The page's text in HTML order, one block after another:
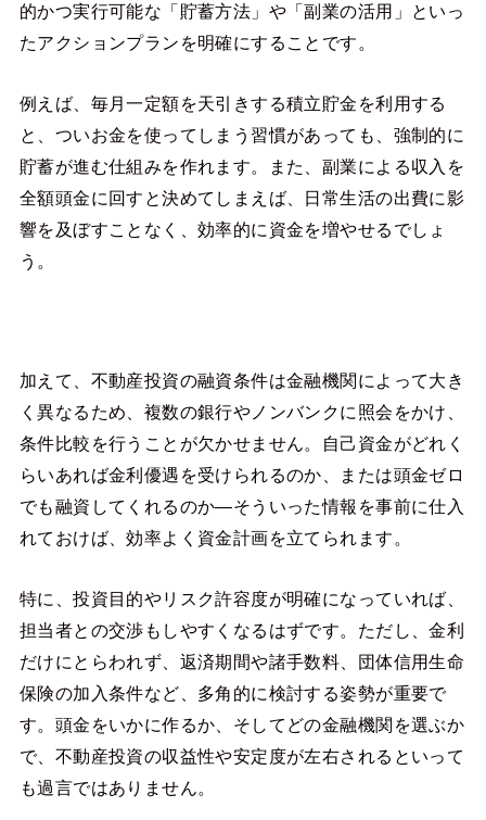
的かつ実行可能な「貯蓄方法」や「副業の活用」といっ
たアクションプランを明確にすることです。
例えば、毎月一定額を天引きする積立貯金を利用する
と、ついお金を使ってしまう習慣があっても、強制的に
貯蓄が進む仕組みを作れます。また、副業による収入を
全額頭金に回すと決めてしまえば、日常生活の出費に影
響を及ぼすことなく、効率的に資金を増やせるでしょ
う。
加えて、不動産投資の融資条件は金融機関によって大き
く異なるため、複数の銀行やノンバンクに照会をかけ、
条件比較を行うことが欠かせません。自己資金がどれく
らいあれば金利優遇を受けられるのか、または頭金ゼロ
でも融資してくれるのか—そういった情報を事前に仕入
れておけば、効率よく資金計画を立てられます。
特に、投資目的やリスク許容度が明確になっていれば、
担当者との交渉もしやすくなるはずです。ただし、金利
だけにとらわれず、返済期間や諸手数料、団体信用生命
保険の加入条件など、多角的に検討する姿勢が重要で
す。頭金をいかに作るか、そしてどの金融機関を選ぶか
で、不動産投資の収益性や安定度が左右されるといって
も過言ではありません。